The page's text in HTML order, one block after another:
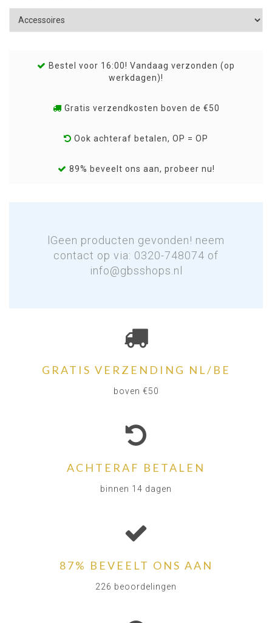
Bestel voor 16:00! Vandaag verzonden (op
werkdagen)!
Gratis verzendkosten boven de €50
Ook achteraf betalen, OP = OP
89% beveelt ons aan, probeer nu!
lGeen producten gevonden! neem
contact op via: 0320-748074 of
info@gbsshops.nl
GRATIS VERZENDING NL/BE
boven €50
ACHTERAF BETALEN
binnen 14 dagen
87% BEVEELT ONS AAN
226 beoordelingen